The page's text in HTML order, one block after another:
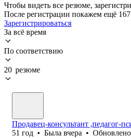
Чтобы видеть все резюме,
После регистрации покажем ещё
Зарегистрироваться
За всё время
По соответствию
20 резюме
Продавец-консультант ,педагог-
51 год • Была вчера • Обновлено